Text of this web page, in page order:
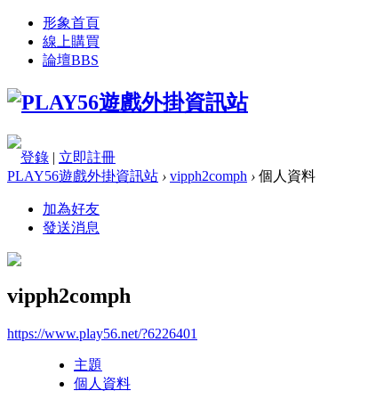
形象首頁
線上購買
論壇BBS
登錄 | 立即註冊
PLAY56遊戲外掛資訊站 › vipph2comph › 個人資料
加為好友
發送消息
vipph2comph
https://www.play56.net/?6226401
主題
個人資料